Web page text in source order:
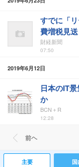
すでに「
費増税見送
財経新聞
07:50
2019年6月12日
日本のIT
か
BCN＋R
12:28
前ヘ
主要 国